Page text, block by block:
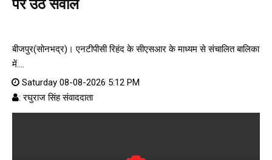
पर उठे सवाल
बीजपुर(सोनभद्र)। एनटीपीसी रिहंद के सीएसआर के माध्यम से संचालित बालिका
में....
Saturday 08-08-2026 5:12 PM
: रघुराज सिंह संवाददाता